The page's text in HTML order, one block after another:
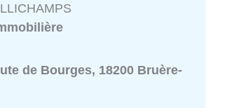
de Bourges, 18200 Bruère-